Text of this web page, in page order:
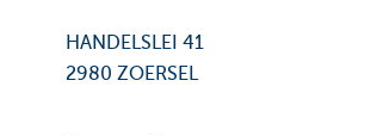
HANDELSLEI 41
2980 ZOERSEL